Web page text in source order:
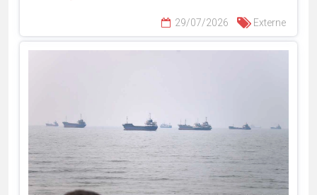
29/07/2026 Externe